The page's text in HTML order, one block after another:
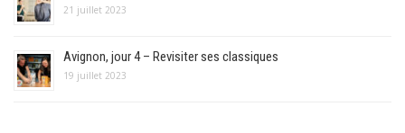
21 juillet 2023
Avignon, jour 4 – Revisiter ses classiques
19 juillet 2023